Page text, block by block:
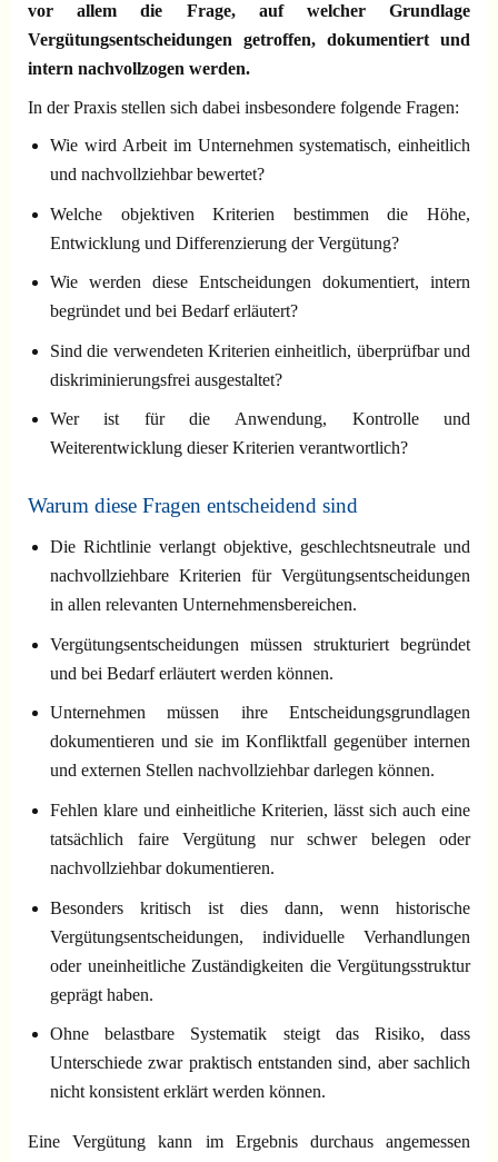
vor allem die Frage, auf welcher Grundlage
Vergütungsentscheidungen getroffen, dokumentiert und
intern nachvollzogen werden.
In der Praxis stellen sich dabei insbesondere folgende Fragen:
Wie wird Arbeit im Unternehmen systematisch, einheitlich
und nachvollziehbar bewertet?
Welche objektiven Kriterien bestimmen die Höhe,
Entwicklung und Differenzierung der Vergütung?
Wie werden diese Entscheidungen dokumentiert, intern
begründet und bei Bedarf erläutert?
Sind die verwendeten Kriterien einheitlich, überprüfbar und
diskriminierungsfrei ausgestaltet?
Wer ist für die Anwendung, Kontrolle und
Weiterentwicklung dieser Kriterien verantwortlich?
Warum diese Fragen entscheidend sind
Die Richtlinie verlangt objektive, geschlechtsneutrale und
nachvollziehbare Kriterien für Vergütungsentscheidungen
in allen relevanten Unternehmensbereichen.
Vergütungsentscheidungen müssen strukturiert begründet
und bei Bedarf erläutert werden können.
Unternehmen müssen ihre Entscheidungsgrundlagen
dokumentieren und sie im Konfliktfall gegenüber internen
und externen Stellen nachvollziehbar darlegen können.
Fehlen klare und einheitliche Kriterien, lässt sich auch eine
tatsächlich faire Vergütung nur schwer belegen oder
nachvollziehbar dokumentieren.
Besonders kritisch ist dies dann, wenn historische
Vergütungsentscheidungen, individuelle Verhandlungen
oder uneinheitliche Zuständigkeiten die Vergütungsstruktur
geprägt haben.
Ohne belastbare Systematik steigt das Risiko, dass
Unterschiede zwar praktisch entstanden sind, aber sachlich
nicht konsistent erklärt werden können.
Eine Vergütung kann im Ergebnis durchaus angemessen